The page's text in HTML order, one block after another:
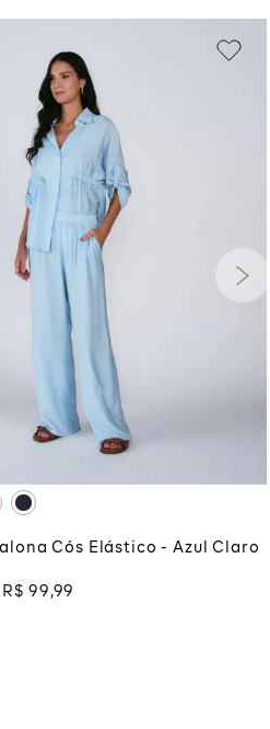
M
À SACOLA
Cós Elástico - Azul Claro
R$ 99 ,99